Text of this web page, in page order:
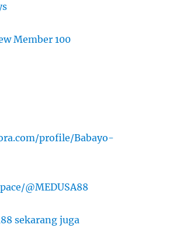
Member 100
profile/Babayo-
@MEDUSA88
sekarang juga